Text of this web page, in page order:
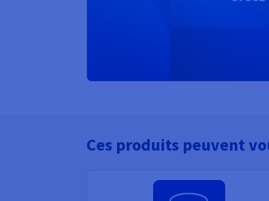
Ces produits peuvent